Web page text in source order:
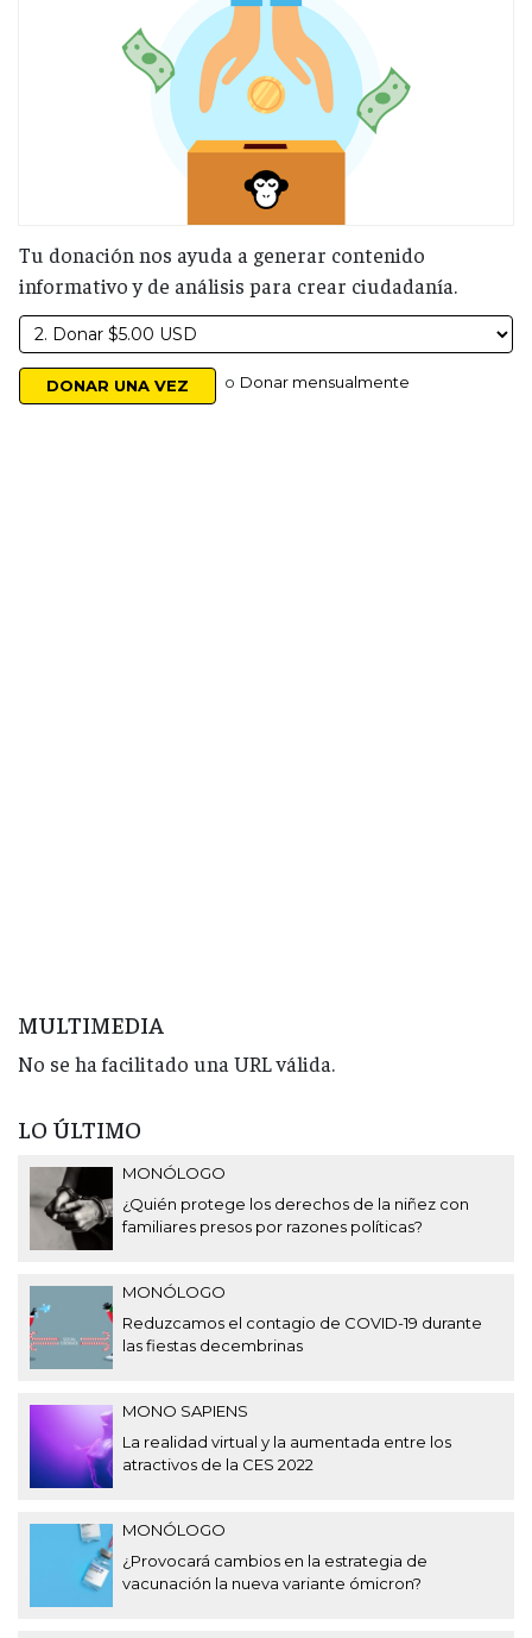
Tu donación nos ayuda a generar contenido
informativo y de análisis para crear ciudadanía.
o Donar mensualmente
MULTIMEDIA
No se ha facilitado una URL válida.
LO ÚLTIMO
MONÓLOGO
¿Quién protege los derechos de la niñez con
familiares presos por razones políticas?
MONÓLOGO
Reduzcamos el contagio de COVID-19 durante
las fiestas decembrinas
MONO SAPIENS
La realidad virtual y la aumentada entre los
atractivos de la CES 2022
MONÓLOGO
¿Provocará cambios en la estrategia de
vacunación la nueva variante ómicron?